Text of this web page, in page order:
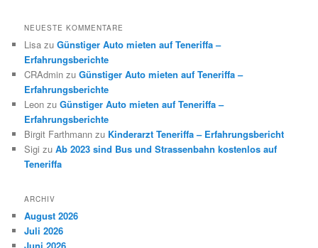
NEUESTE KOMMENTARE
Lisa zuGünstiger Auto mieten auf Teneriffa –
Erfahrungsberichte
CRAdmin zuGünstiger Auto mieten auf Teneriffa –
Erfahrungsberichte
Leon zuGünstiger Auto mieten auf Teneriffa –
Erfahrungsberichte
Birgit Farthmann zu Kinderarzt Teneriffa – Erfahrungsbericht
Sigi zuAb 2023 sind Bus und Strassenbahn kostenlos auf
Teneriffa
ARCHIV
August 2026
Juli 2026